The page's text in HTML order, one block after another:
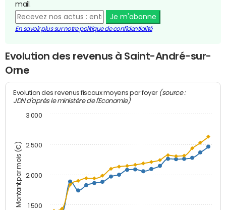
mail.
Je m'abonne
En savoir plus sur notre politique de confidentialité
Evolution des revenus à Saint-André-sur-
Orne
Montant par mois (€)
Evolution des revenus fiscaux moyens par foyer (source :
JDN d'après le ministère de l'Economie)
1 500
2 000
2 500
3 000